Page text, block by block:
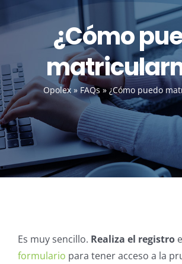
¿Cómo
Opolex»FAQs»¿Cómo puedo
Es muy sencillo. Realiza el registro
formulario para tener acceso a la